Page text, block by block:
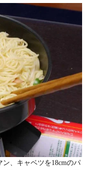
、キャベツを18cmのパ